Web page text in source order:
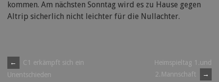
kommen. Am nächsten Sonntag wird es zu Hause gegen
Altrip sicherlich nicht leichter für die Nullachter.
Post
←
C1 erkämpft sich ein
Unentschieden
Heimspieltag 1.und
2.Mannschaft
→